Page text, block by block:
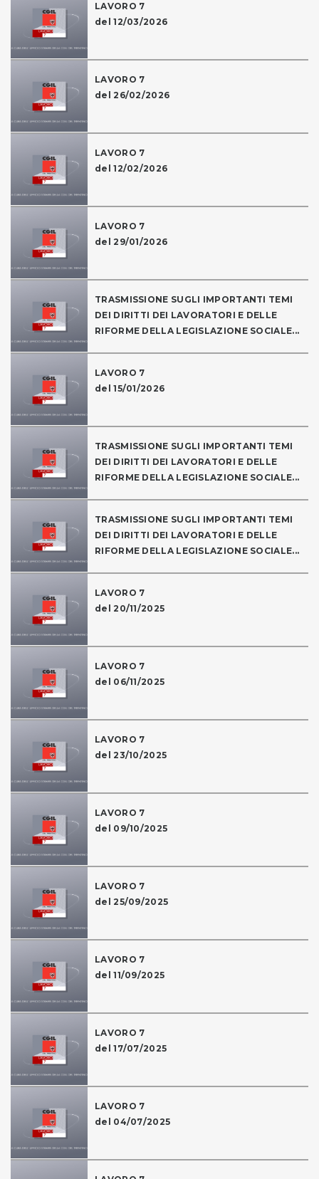
LAVORO 7
del 12/03/2026
LAVORO 7
del 26/02/2026
LAVORO 7
del 12/02/2026
LAVORO 7
del 29/01/2026
TRASMISSIONE SUGLI IMPORTANTI TEMI
DEI DIRITTI DEI LAVORATORI E DELLE
RIFORME DELLA LEGISLAZIONE SOCIALE...
LAVORO 7
del 15/01/2026
TRASMISSIONE SUGLI IMPORTANTI TEMI
DEI DIRITTI DEI LAVORATORI E DELLE
RIFORME DELLA LEGISLAZIONE SOCIALE...
TRASMISSIONE SUGLI IMPORTANTI TEMI
DEI DIRITTI DEI LAVORATORI E DELLE
RIFORME DELLA LEGISLAZIONE SOCIALE...
LAVORO 7
del 20/11/2025
LAVORO 7
del 06/11/2025
LAVORO 7
del 23/10/2025
LAVORO 7
del 09/10/2025
LAVORO 7
del 25/09/2025
LAVORO 7
del 11/09/2025
LAVORO 7
del 17/07/2025
LAVORO 7
del 04/07/2025